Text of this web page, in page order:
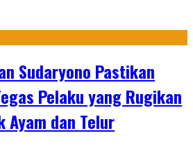
Sudaryono Pastikan
Pelaku yang Rugikan
Ayam dan Telur